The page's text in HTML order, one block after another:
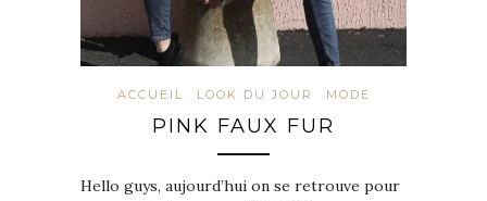
ACCUEIL LOOK DU JOUR MODE
PINK FAUX FUR
Hello guys, aujourd’hui on se retrouve pour